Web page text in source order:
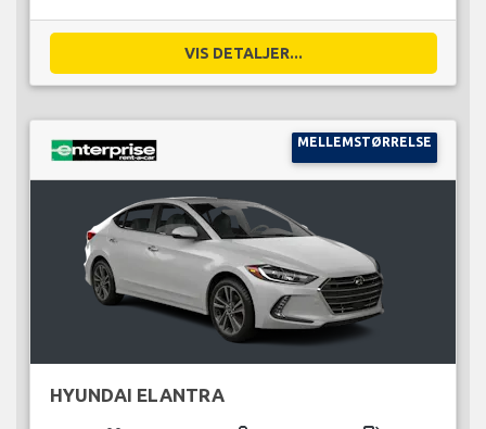
VIS DETALJER...
MELLEMSTØRRELSE
HYUNDAI ELANTRA